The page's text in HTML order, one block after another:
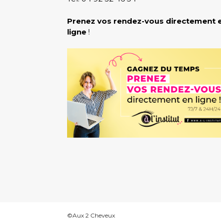
Prenez vos rendez-vous directement
ligne !
©Aux 2 Cheveux